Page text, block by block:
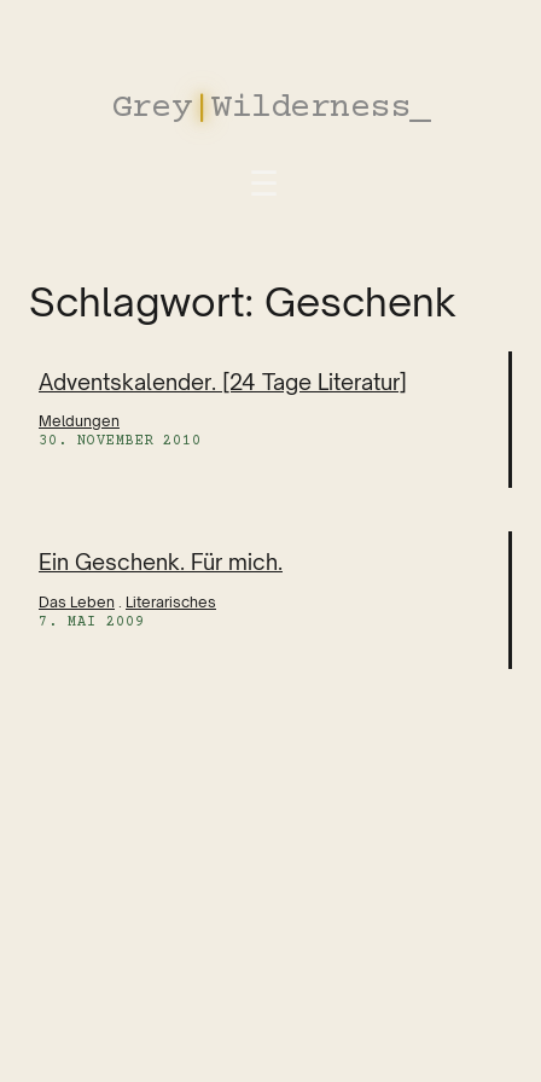
Grey|Wilderness
Schlagwort: Geschenk
Adventskalender. [24 Tage Literatur]
Meldungen
30. NOVEMBER 2010
Ein Geschenk. Für mich.
Das Leben Literarisches
7. MAI 2009